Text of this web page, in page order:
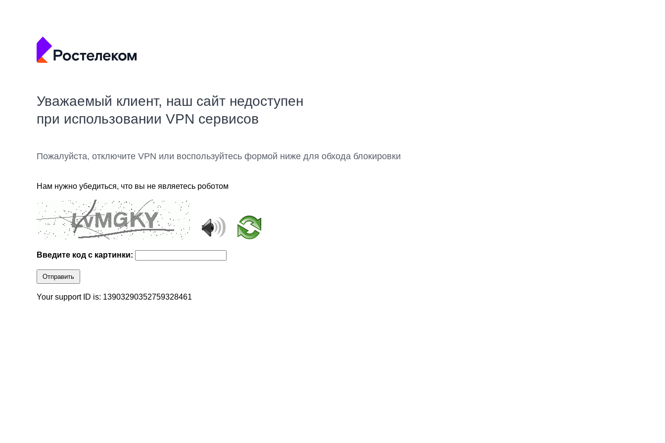
Уважаемый клиент, наш сайт недоступен
при использовании VPN сервисов
Пожалуйста, отключите VPN или воспользуйтесь формой ниже для обхода блокировки
Нам нужно убедиться, что вы не являетесь роботом
Введите код с картинки:
Отправить
Your support ID is: 13903290352759328461